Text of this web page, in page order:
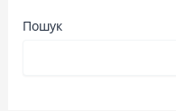
Пошук